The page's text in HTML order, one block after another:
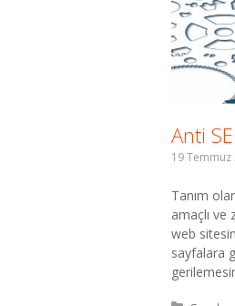
Anti
19 Temmuz
Tanım
amaçlı ve
web
sayfalara